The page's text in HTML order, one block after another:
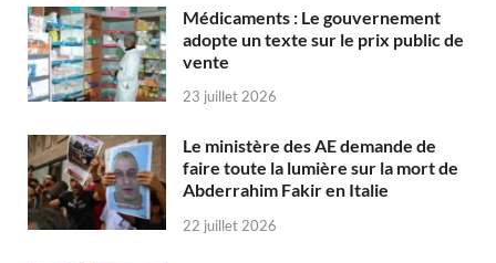
Médicaments : Le gouvernement
adopte un texte sur le prix public de
vente
23 juillet 2026
Le ministère des AE demande de
faire toute la lumière sur la mort de
Abderrahim Fakir en Italie
22 juillet 2026